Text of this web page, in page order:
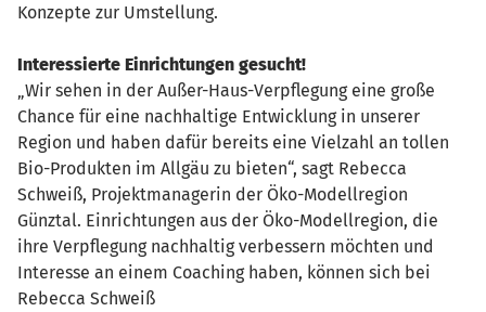
Konzepte zur Umstellung.
Interessierte Einrichtungen gesucht!
„Wir sehen in der Außer-Haus-Verpflegung eine große
Chance für eine nachhaltige Entwicklung in unserer
Region und haben dafür bereits eine Vielzahl an tollen
Bio-Produkten im Allgäu zu bieten“, sagt Rebecca
Schweiß, Projektmanagerin der Öko-Modellregion
Günztal. Einrichtungen aus der Öko-Modellregion, die
ihre Verpflegung nachhaltig verbessern möchten und
Interesse an einem Coaching haben, können sich bei
Rebecca Schweiß